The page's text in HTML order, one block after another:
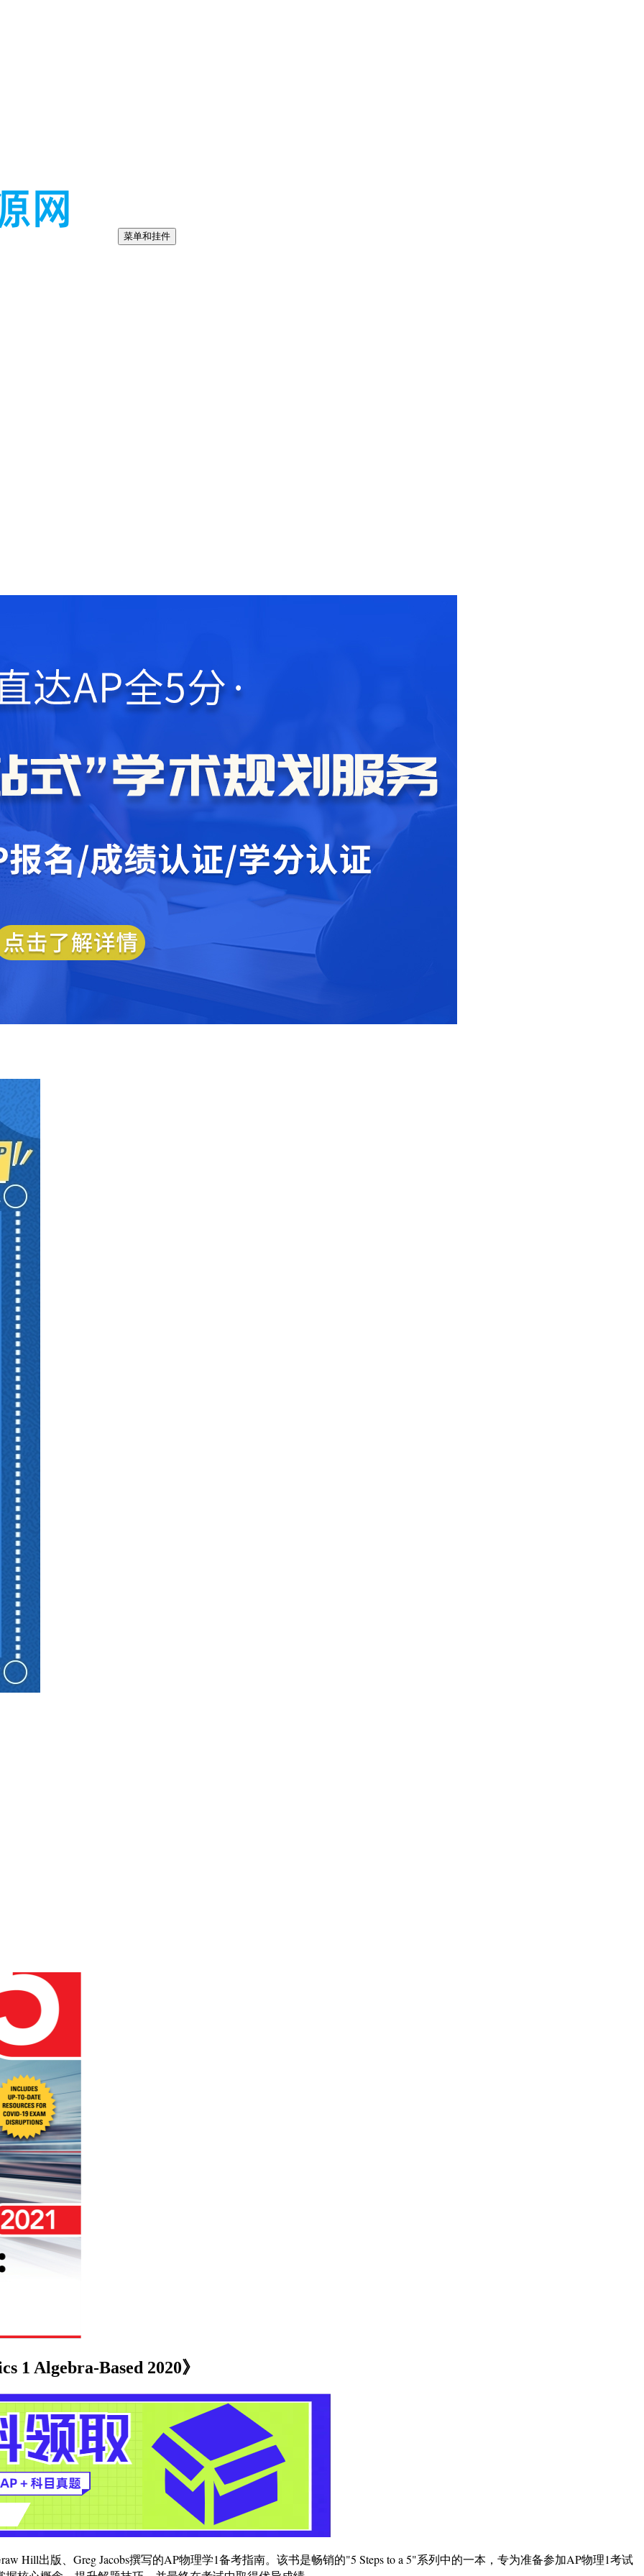
菜单和挂件
1 Algebra-Based 2020》
Hill出版、Greg Jacobs撰写的AP物理学1备考指南。该书是畅销的"5 Steps to a 5"系列中的一本，专为准备参加AP物理1考试